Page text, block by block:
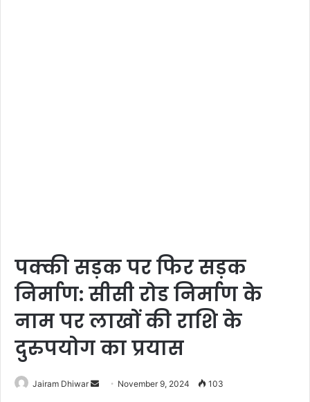
पक्की सड़क पर फिर सड़क
निर्माण: सीसी रोड निर्माण के
नाम पर लाखों की राशि के
दुरुपयोग का प्रयास
Jairam Dhiwar
Send November 9, 2024 103